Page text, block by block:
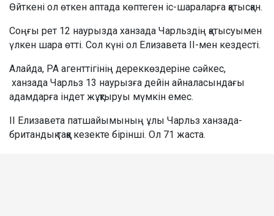
Өйткені ол өткен аптада көптеген іс-шараларға қатысқан.
Соңғы рет 12 наурызда ханзада Чарльздің қатысуымен
үлкен шара өтті. Сол күні ол Елизавета II-мен кездесті.
Алайда, PA агенттігінің дереккөздеріне сәйкес,
ханзада Чарльз 13 наурызға дейін айналасындағы
адамдарға індет жұқтыруы мүмкін емес.
II Елизавета патшайымының ұлы Чарльз ханзада-
британдық таққа кезекте бірінші. Ол 71 жаста.